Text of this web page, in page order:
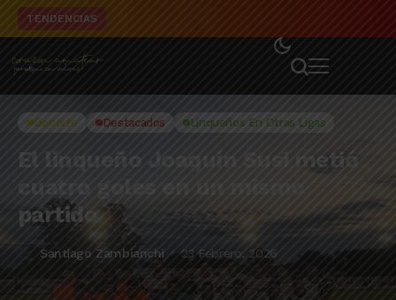
TENDENCIAS
Deporte Destacados Linqueños En Otras Ligas
El linqueño Joaquín Susi metió
cuatro goles en un mismo
partido
Santiago Zambianchi 23 Febrero, 2026